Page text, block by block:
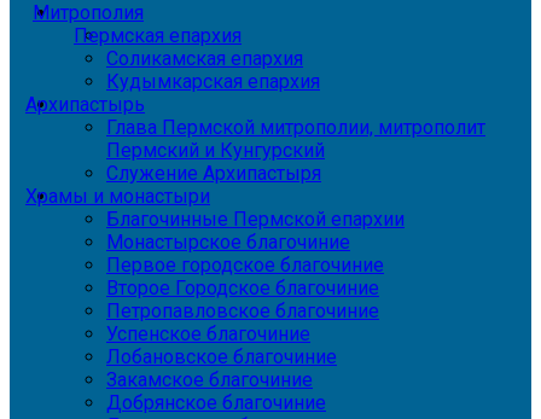
Митрополия
Пермская епархия
Соликамская епархия
Кудымкарская епархия
Архипастырь
Глава Пермской митрополии, митрополит
Пермский и Кунгурский
Служение Архипастыря
Храмы и монастыри
Благочинные Пермской епархии
Монастырское благочиние
Первое городское благочиние
Второе Городское благочиние
Петропавловское благочиние
Успенское благочиние
Лобановское благочиние
Закамское благочиние
Добрянское благочиние